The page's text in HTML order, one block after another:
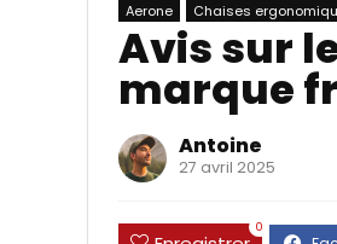
Aerone Chaises
Avis sur
marque
Antoine
27 avril 2025
0